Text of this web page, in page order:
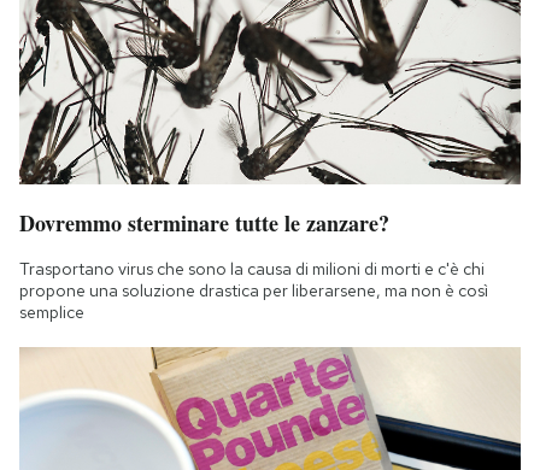
Dovremmo sterminare tutte le zanzare?
Trasportano virus che sono la causa di milioni di morti e c'è chi
propone una soluzione drastica per liberarsene, ma non è così
semplice